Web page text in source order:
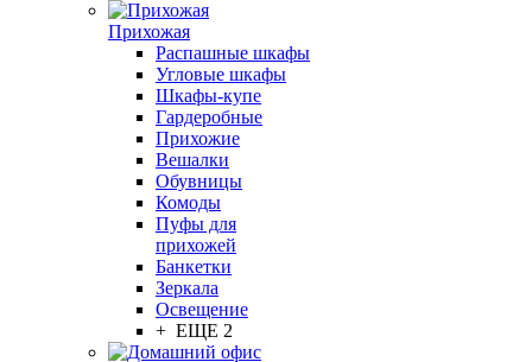
Прихожая
Распашные шкафы
Угловые шкафы
Шкафы-купе
Гардеробные
Прихожие
Вешалки
Обувницы
Комоды
Пуфы для
прихожей
Банкетки
Зеркала
Освещение
+ ЕЩЕ 2